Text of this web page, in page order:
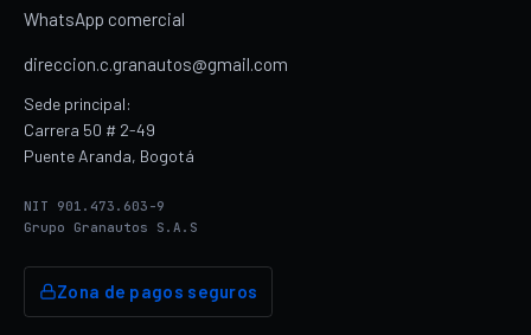
WhatsApp comercial
direccion.c.granautos@gmail.com
Sede principal:
Carrera 50 # 2-49
Puente Aranda, Bogotá
NIT 901.473.603-9
Grupo Granautos S.A.S
Zona de pagos seguros